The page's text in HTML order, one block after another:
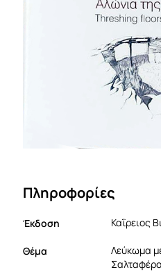
Πληροφορίες
Έκδοση Καΐρειος
Θέμα
Λεύκωμα